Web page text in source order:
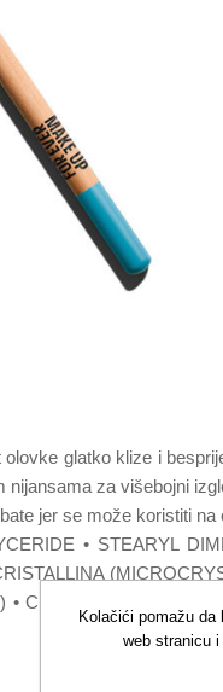
glatko klize i
za višebojni
jer se može koristiti
• STEARYL
• CI 42090 (BLUE 1
Kolačići pomažu da
web stranicu